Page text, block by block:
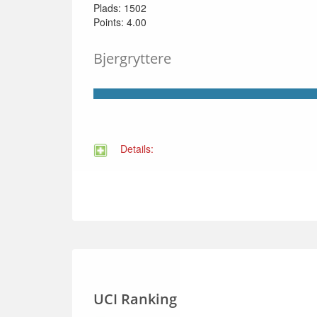
Plads: 1502
Points: 4.00
Bjergryttere
Details:
UCI Ranking